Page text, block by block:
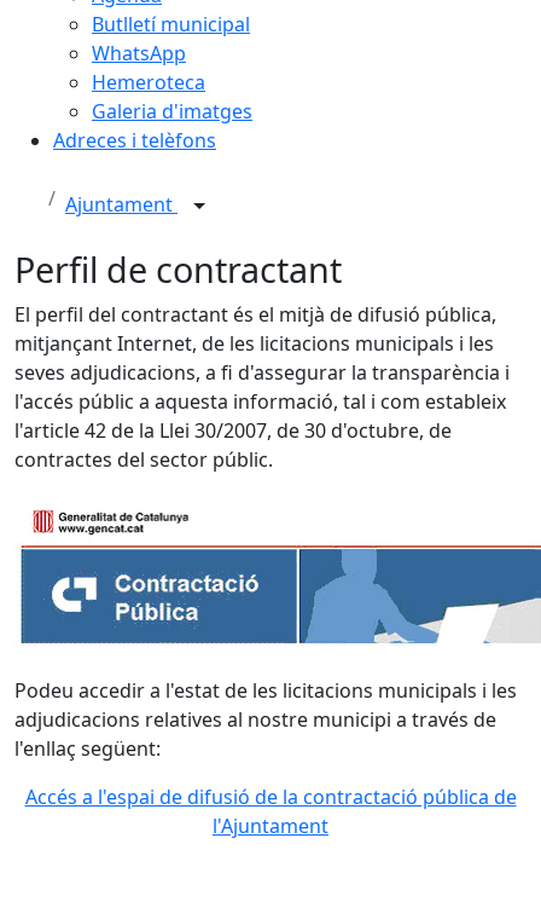
Butlletí municipal
WhatsApp
Hemeroteca
Galeria d'imatges
Adreces i telèfons
Ajuntament
Perfil de contractant
El perfil del contractant és el mitjà de difusió pública,
mitjançant Internet, de les licitacions municipals i les
seves adjudicacions, a fi d'assegurar la transparència i
l'accés públic a aquesta informació, tal i com estableix
l'article 42 de la Llei 30/2007, de 30 d'octubre, de
contractes del sector públic.
Podeu accedir a l'estat de les licitacions municipals i les
adjudicacions relatives al nostre municipi a través de
l'enllaç següent:
Accés a l'espai de difusió de la contractació pública de
l'Ajuntament